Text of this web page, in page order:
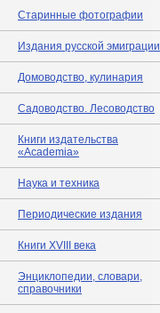
Старинные фотографии
Издания русской эмиграции
Домоводство, кулинария
Садоводство. Лесоводство
Книги издательства
«Academia»
Наука и техника
Периодические издания
Книги XVIII века
Энциклопедии, словари,
справочники